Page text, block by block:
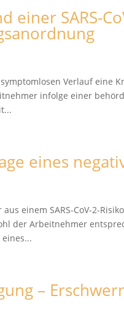
einer SARS-
Verlauf eine
infolge einer
eines
einem SARS-CoV-2-
der Arbeitnehmer
–